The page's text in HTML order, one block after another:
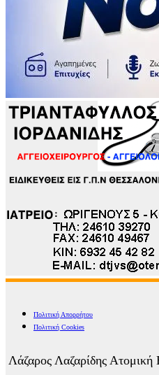
Πολιτική Απορρήτου
Πολιτική Cookies
Λάζαρος Λαζαρίδης